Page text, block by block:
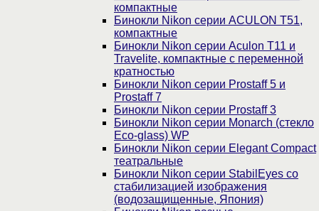
компактные
Бинокли Nikon серии ACULON Т51,
компактные
Бинокли Nikon серии Aculon T11 и
Travelite, компактные с переменной
кратностью
Бинокли Nikon серии Prostaff 5 и
Prostaff 7
Бинокли Nikon серии Prostaff 3
Бинокли Nikon серии Monarch (стекло
Eco-glass) WP
Бинокли Nikon серии Elegant Compact
театральные
Бинокли Nikon серии StabilEyes со
стабилизацией изображения
(водозащищенные, Япония)